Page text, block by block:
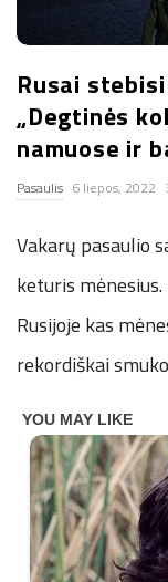
n
.
n
e
t
Rusai
„Degtinės
namuose ir
Pasaulis 6 liepos, 2022
Vakarų pasaulio
keturis
Rusijoje kas
rekordiškai